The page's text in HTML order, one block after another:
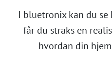
I bluetronix kan du se
får du straks en
hvordan din